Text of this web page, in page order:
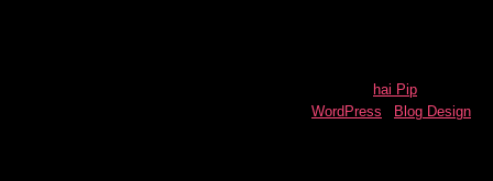
hai Pip
WordPress Blog Design